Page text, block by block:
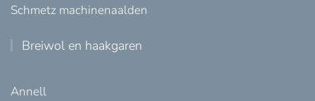
Schmetz machinenaalden
Breiwol en haakgaren
Annell